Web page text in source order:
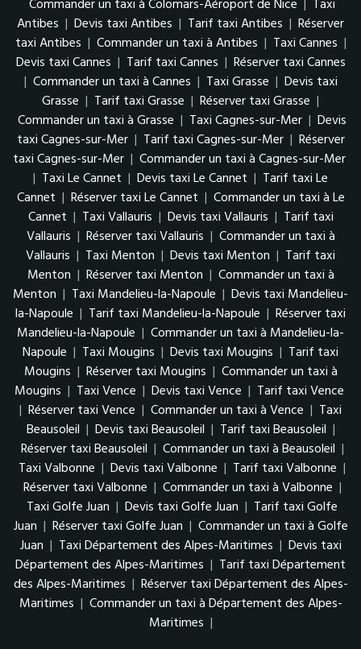
Commander un taxi à Colomars-Aéroport de Nice | Taxi
Antibes | Devis taxi Antibes | Tarif taxi Antibes | Réserver
taxi Antibes | Commander un taxi à Antibes | Taxi Cannes |
Devis taxi Cannes | Tarif taxi Cannes | Réserver taxi Cannes
| Commander un taxi à Cannes | Taxi Grasse | Devis taxi
Grasse | Tarif taxi Grasse | Réserver taxi Grasse |
Commander un taxi à Grasse | Taxi Cagnes-sur-Mer | Devis
taxi Cagnes-sur-Mer | Tarif taxi Cagnes-sur-Mer | Réserver
taxi Cagnes-sur-Mer | Commander un taxi à Cagnes-sur-Mer
| Taxi Le Cannet | Devis taxi Le Cannet | Tarif taxi Le
Cannet | Réserver taxi Le Cannet | Commander un taxi à Le
Cannet | Taxi Vallauris | Devis taxi Vallauris | Tarif taxi
Vallauris | Réserver taxi Vallauris | Commander un taxi à
Vallauris | Taxi Menton | Devis taxi Menton | Tarif taxi
Menton | Réserver taxi Menton | Commander un taxi à
Menton | Taxi Mandelieu-la-Napoule | Devis taxi Mandelieu-
la-Napoule | Tarif taxi Mandelieu-la-Napoule | Réserver taxi
Mandelieu-la-Napoule | Commander un taxi à Mandelieu-la-
Napoule | Taxi Mougins | Devis taxi Mougins | Tarif taxi
Mougins | Réserver taxi Mougins | Commander un taxi à
Mougins | Taxi Vence | Devis taxi Vence | Tarif taxi Vence
| Réserver taxi Vence | Commander un taxi à Vence | Taxi
Beausoleil | Devis taxi Beausoleil | Tarif taxi Beausoleil |
Réserver taxi Beausoleil | Commander un taxi à Beausoleil |
Taxi Valbonne | Devis taxi Valbonne | Tarif taxi Valbonne |
Réserver taxi Valbonne | Commander un taxi à Valbonne |
Taxi Golfe Juan | Devis taxi Golfe Juan | Tarif taxi Golfe
Juan | Réserver taxi Golfe Juan | Commander un taxi à Golfe
Juan | Taxi Département des Alpes-Maritimes | Devis taxi
Département des Alpes-Maritimes | Tarif taxi Département
des Alpes-Maritimes | Réserver taxi Département des Alpes-
Maritimes | Commander un taxi à Département des Alpes-
Maritimes |